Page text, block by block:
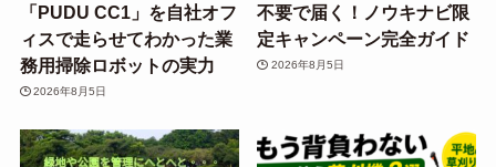
「PUDU CC1」を自社オフ
ィスで走らせてわかった業
務用掃除ロボットの実力
2026年8月5日
不要で届く！ノウキナビ限
定キャンペーン完全ガイド
2026年8月5日